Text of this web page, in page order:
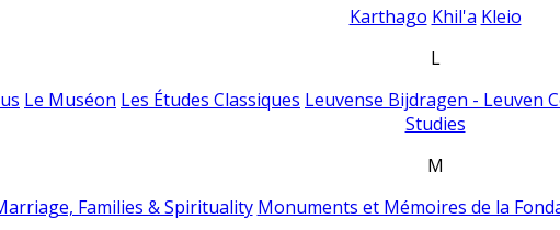
Karthago Khil'a Kleio
L
Le Muséon Les Études Classiques Leuvense Bijdragen - Leuven
Studies
M
Families & Spirituality Monuments et Mémoires de la